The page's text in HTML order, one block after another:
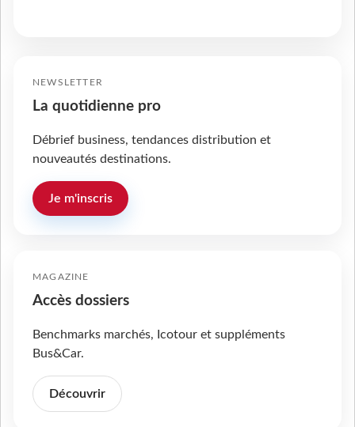
NEWSLETTER
La quotidienne pro
Débrief business, tendances distribution et
nouveautés destinations.
Je m'inscris
MAGAZINE
Accès dossiers
Benchmarks marchés, Icotour et suppléments
Bus&Car.
Découvrir